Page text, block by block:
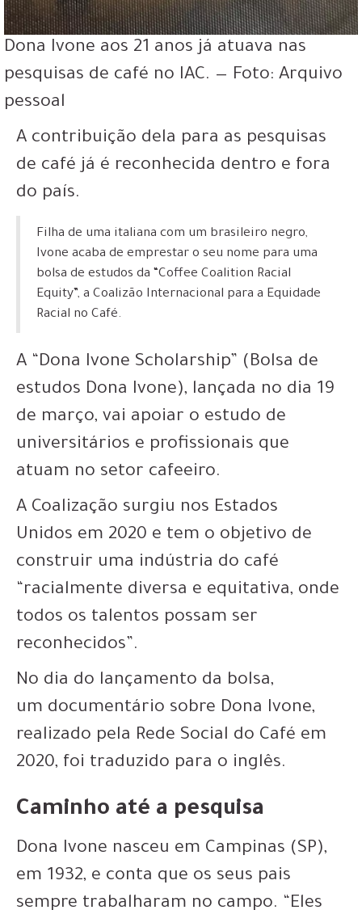
Dona Ivone aos 21 anos já atuava nas
pesquisas de café no IAC. — Foto: Arquivo
pessoal
A contribuição dela para as pesquisas
de café já é reconhecida dentro e fora
do país.
Filha de uma italiana com um brasileiro negro,
Ivone acaba de emprestar o seu nome para uma
bolsa de estudos da “Coffee Coalition Racial
Equity”, a Coalizão Internacional para a Equidade
Racial no Café.
A “Dona Ivone Scholarship” (Bolsa de
estudos Dona Ivone), lançada no dia 19
de março, vai apoiar o estudo de
universitários e profissionais que
atuam no setor cafeeiro.
A Coalização surgiu nos Estados
Unidos em 2020 e tem o objetivo de
construir uma indústria do café
“racialmente diversa e equitativa, onde
todos os talentos possam ser
reconhecidos”.
No dia do lançamento da bolsa,
um documentário sobre Dona Ivone,
realizado pela Rede Social do Café em
2020, foi traduzido para o inglês.
Caminho até a pesquisa
Dona Ivone nasceu em Campinas (SP),
em 1932, e conta que os seus pais
sempre trabalharam no campo. “Eles